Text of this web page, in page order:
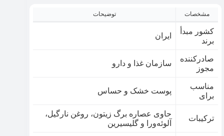
مشخصات توضیحات
کشور مبدأ
برند
ایران
صادرکننده
مجوز
سازمان غذا و دارو
مناسب
برای
پوست خشک و حساس
ترکیبات
حاوی عصاره برگ زیتون، روغن نارگیل،
آلوئه‌ورا و گلیسیرین